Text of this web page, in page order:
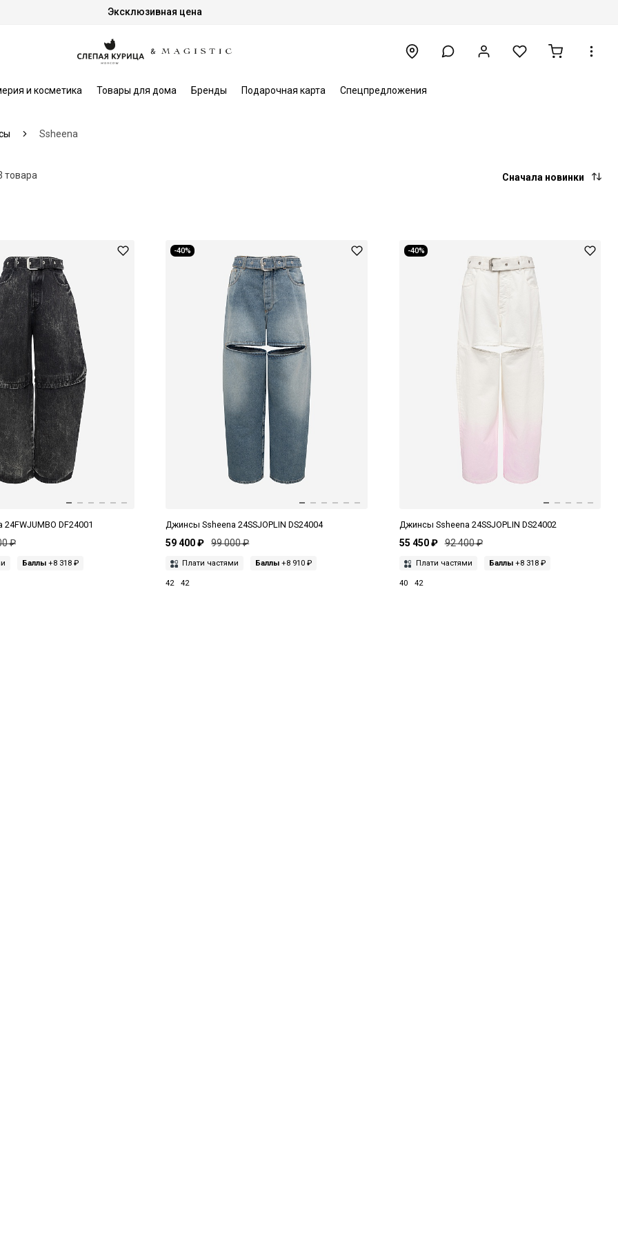
Эксклюзивная цена
и косметика Товары для дома Бренды Подарочная карта Спецпредложения
Ssheena
товара Сначала новинки
DF24001
₽
Баллы +8 318 ₽
-40%
Джинсы Ssheena 24SSJOPLIN DS24004
59 400 ₽ 99 000 ₽
Плати частями Баллы +8 910 ₽
42 42
-40%
Джинсы Ssheena 24SSJOPLIN DS24002
55 450 ₽ 92 400 ₽
Плати частями Баллы+8 318 ₽
40 42